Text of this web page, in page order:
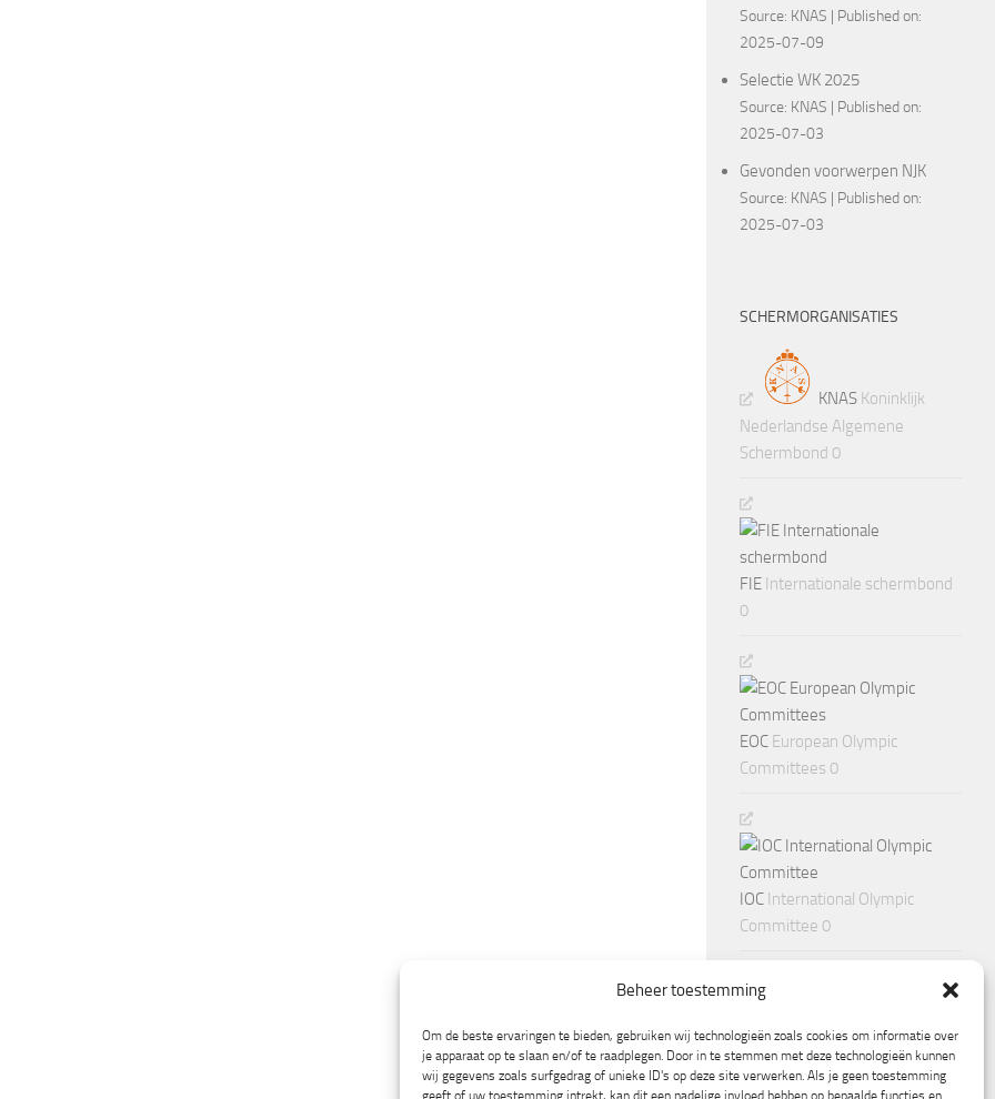
Beheer toestemming
Om de beste ervaringen te bieden, gebruiken wij technologieën zoals cookies om informatie over
je apparaat op te slaan en/of te raadplegen. Door in te stemmen met deze technologieën kunnen
wij gegevens zoals surfgedrag of unieke ID's op deze site verwerken. Als je geen toestemming
geeft of uw toestemming intrekt, kan dit een nadelige invloed hebben op bepaalde functies en
Source: KNAS
Published on:
2025-07-09
Selectie WK 2025
Source: KNAS
Published on:
2025-07-03
Gevonden voorwerpen NJK
Source: KNAS
Published on:
2025-07-03
SCHERMORGANISATIES
KNAS Koninklijk
Nederlandse Algemene
Schermbond 0
FIE Internationale schermbond
0
EOC European Olympic
Committees 0
IOC International Olympic
Committee 0